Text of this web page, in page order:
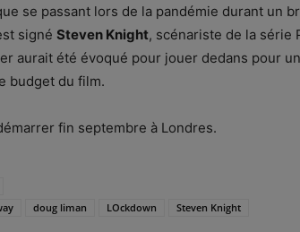
se passant lors de la pandémie durant un
signé Steven Knight, scénariste de la série
aurait été évoqué pour jouer dedans pour
budget du film.
fin septembre à Londres.
doug liman LOckdown Steven Knight